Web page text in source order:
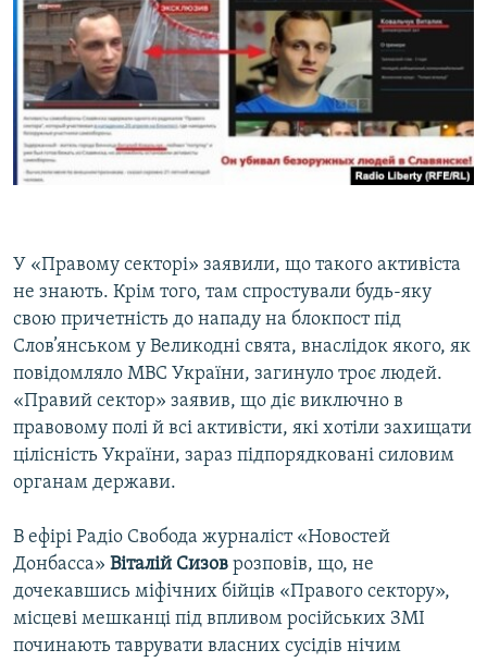
У «Правому секторі» заявили, що такого активіста
не знають. Крім того, там спростували будь-яку
свою причетність до нападу на блокпост під
Слов’янськом у Великодні свята, внаслідок якого, як
повідомляло МВС України, загинуло троє людей.
«Правий сектор» заявив, що діє виключно в
правовому полі й всі активісти, які хотіли захищати
цілісність України, зараз підпорядковані силовим
органам держави.
В ефірі Радіо Свобода журналіст «Новостей
Донбасса» Віталій Сизов розповів, що, не
дочекавшись міфічних бійців «Правого сектору»,
місцеві мешканці під впливом російських ЗМІ
починають таврувати власних сусідів нічим